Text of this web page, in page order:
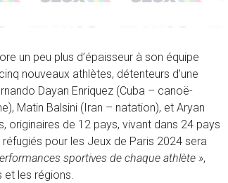
un peu plus d’épaisseur à son équipe
nouveaux athlètes, détenteurs d’une
Dayan Enriquez (Cuba – canoë-
Matin Balsini (Iran – natation), et Aryan
originaires de 12 pays, vivant dans 24 pays
pour les Jeux de Paris 2024 sera
sportives de chaque athlète »,
et les régions.